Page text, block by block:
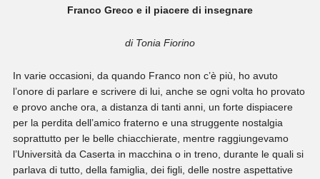
Franco Greco e il piacere di insegnare
di Tonia Fiorino
In varie occasioni, da quando Franco non c’è più, ho avuto
l’onore di parlare e scrivere di lui, anche se ogni volta ho provato
e provo anche ora, a distanza di tanti anni, un forte dispiacere
per la perdita dell’amico fraterno e una struggente nostalgia
soprattutto per le belle chiacchierate, mentre raggiungevamo
l’Università da Caserta in macchina o in treno, durante le quali si
parlava di tutto, della famiglia, dei figli, delle nostre aspettative